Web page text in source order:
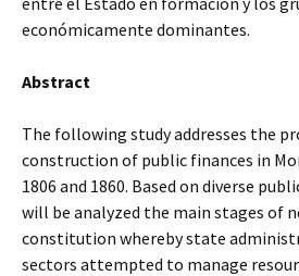
económicamente dominantes.
Abstract
The following study addresses the
construction of public finances in
1806 and 1860. Based on diverse
will be analyzed the main stages of
constitution whereby state
sectors attempted to manage